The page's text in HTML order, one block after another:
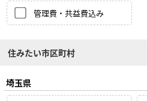
管理費・共益費込み
住みたい市区町村
埼玉県